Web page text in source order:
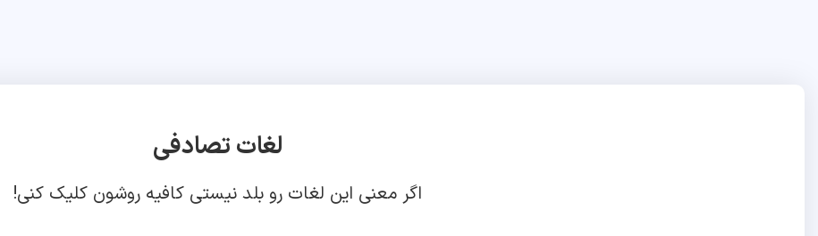
لغات تصادفی
اگر معنی این لغات رو بلد نیستی کافیه روشون کلیک کنی!